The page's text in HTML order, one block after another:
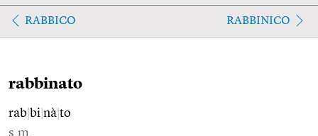
RABBICO RABBINICO
rabbinato
rab bi nà to
s.m.